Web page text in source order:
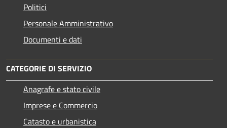
Politici
Personale Amministrativo
Documenti e dati
CATEGORIE DI SERVIZIO
Anagrafe e stato civile
Imprese e Commercio
Catasto e urbanistica